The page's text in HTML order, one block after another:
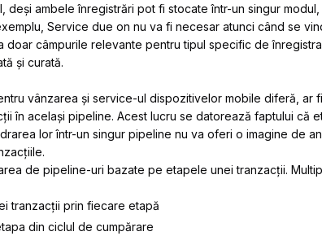
deși ambele înregistrări pot fi stocate într-un singur
Service due on nu va fi necesar atunci când se
doar câmpurile relevante pentru tipul specific de
și curată.
vânzarea și service-ul dispozitivelor mobile diferă, ar
în același pipeline. Acest lucru se datorează faptului că
lor într-un singur pipeline nu va oferi o imagine de
de pipeline-uri bazate pe etapele unei tranzacții.
tranzacții prin fiecare etapă
din ciclul de cumpărare